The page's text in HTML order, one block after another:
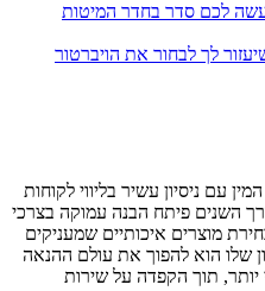
לכם סדר בחדר המיטות
לך לבחור את הויברטור
עם ניסיון עשיר בליווי לקוחות
השנים פיתח הבנה עמוקה בצרכי
מוצרים איכותיים שמעניקים
שלו הוא להפוך את עולם ההנאה
יותר, תוך הקפדה על שירות